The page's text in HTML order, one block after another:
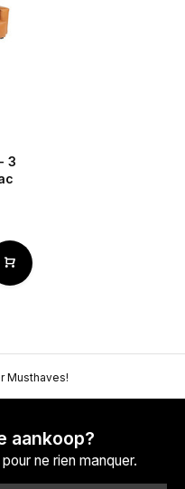
3
Musthaves!
aankoop?
ne rien manquer.